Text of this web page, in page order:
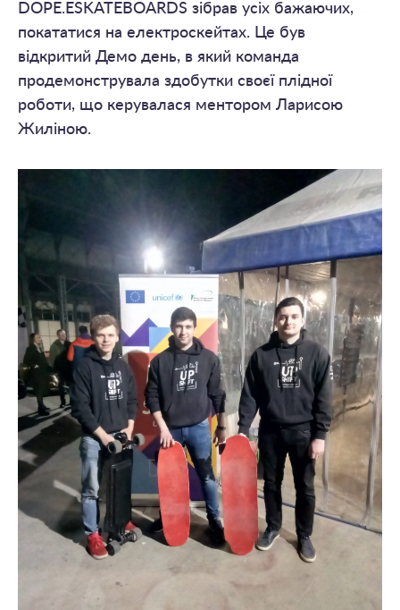
DOPE.ESKATEBOARDS зібрав усіх бажаючих,
покататися на електроскейтах. Це був
відкритий Демо день, в який команда
продемонструвала здобутки своєї плідної
роботи, що керувалася ментором Ларисою
Жиліною.